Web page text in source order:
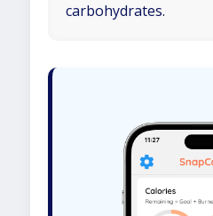
carbohydrates.